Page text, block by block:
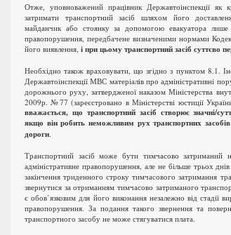
Отже, уповноважений працівник Державтоінспекції як
затримати транспортний засіб шляхом його
майданчик або стоянку за допомогою евакуатора
правопорушення, передбачене визначеними нормами
його виявлення, і при цьому транспортний засіб
Необхідно також враховувати, що згідно з пунктом 8.1.
Державтоінспекції МВС матеріалів про адміністративні
дорожнього руху, затвердженої наказом Міністерства
2009р. №77 (зареєстровано в Міністерстві юстиції
вважається, що транспортний засіб створює значні/
якщо він робить неможливим рух транспортних
дороги
Транспортний засіб може бути тимчасово затриманий
адміністративне правопорушення, але не більше трьох
закінчення триденного строку тимчасового затримання
звернутися за отриманням тимчасово затриманого
є обов’язковим для його виконання незалежно від стадії
правопорушення. За подання такого звернення та
транспортного засобу не може стягуватися плата.